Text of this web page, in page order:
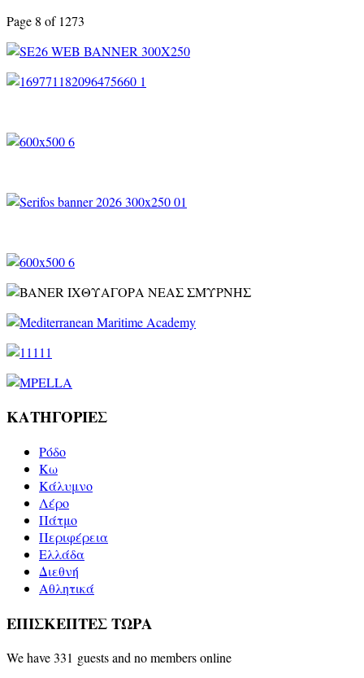
Page 8 of 1273
ΚΑΤΗΓΟΡΙΕΣ
Ρόδο
Kω
Κάλυμνο
Λέρο
Πάτμο
Περιφέρεια
Ελλάδα
Διεθνή
Αθλητικά
ΕΠΙΣΚΕΠΤΕΣ ΤΩΡΑ
We have 331 guests and no members online